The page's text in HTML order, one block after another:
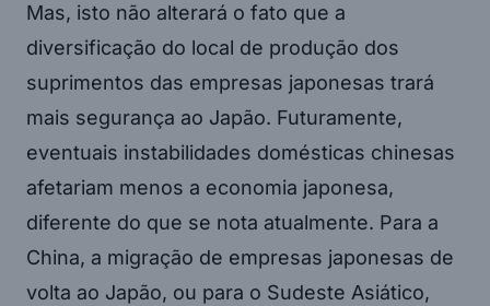
Mas, isto não alterará o fato que a
diversificação do local de produção dos
suprimentos das empresas japonesas trará
mais segurança ao Japão. Futuramente,
eventuais instabilidades domésticas chinesas
afetariam menos a economia japonesa,
diferente do que se nota atualmente. Para a
China, a migração de empresas japonesas de
volta ao Japão, ou para o Sudeste Asiático,